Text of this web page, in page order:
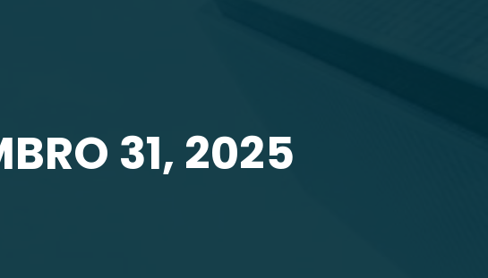
31, 2025